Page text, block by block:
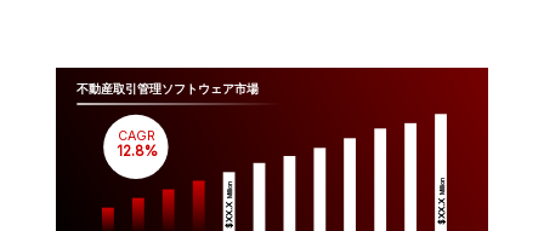
不動産取引管理ソフトウェア市場
$XX.X
Million
$XX.X
Million
CAGR
12.8%